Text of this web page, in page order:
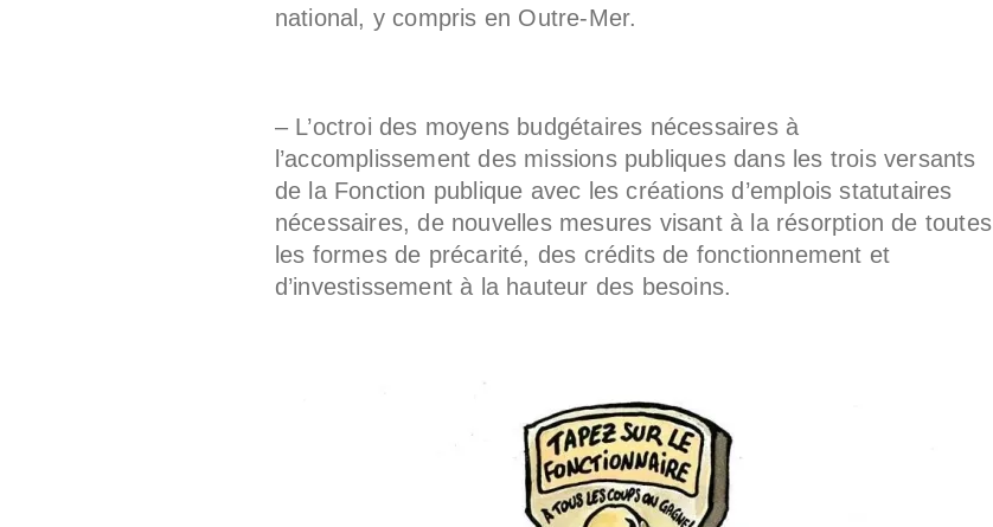
national, y compris en Outre-Mer.
– L’octroi des moyens budgétaires nécessaires à
l’accomplissement des missions publiques dans les trois versants
de la Fonction publique avec les créations d’emplois statutaires
nécessaires, de nouvelles mesures visant à la résorption de toutes
les formes de précarité, des crédits de fonctionnement et
d’investissement à la hauteur des besoins.